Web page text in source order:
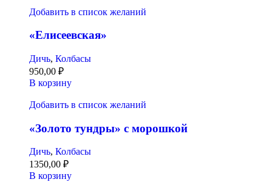
Добавить в список желаний
«Елисеевская»
Дичь, Колбасы
950,00 ₽
В корзину
Добавить в список желаний
«Золото тундры» с морошкой
Дичь, Колбасы
1350,00 ₽
В корзину